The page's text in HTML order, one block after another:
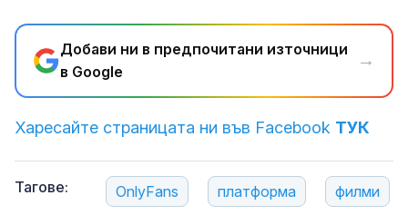
Добави ни в предпочитани източници
в Google
→
Харесайте страницата ни във Facebook ТУК
Тагове: OnlyFans платформа филми